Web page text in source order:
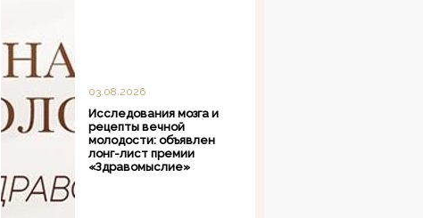
03.08.2026
Исследования мозга и
рецепты вечной
молодости: объявлен
лонг-лист премии
«Здравомыслие»